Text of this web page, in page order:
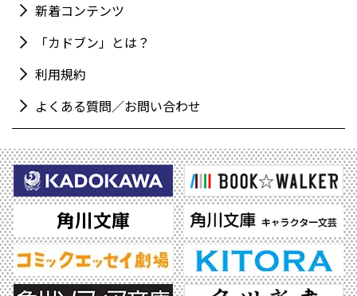
新着コンテンツ
「カドブン」とは？
利用規約
よくある質問／お問い合わせ